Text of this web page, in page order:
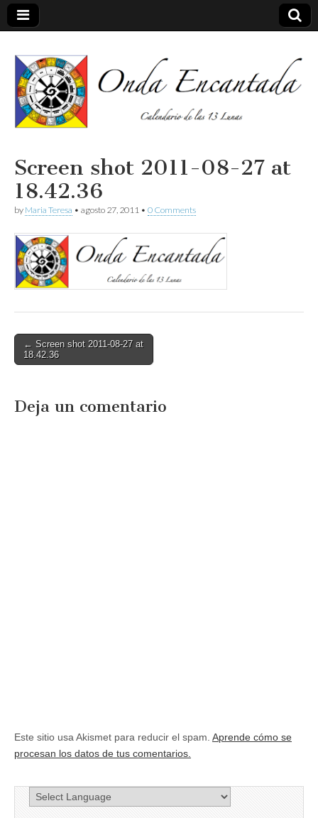
Onda
encantada
Screen shot 2011-08-27 at
18.42.36
by Maria Teresa • agosto 27, 2011 • 0 Comments
Post
navigation
← Screen shot 2011-08-27 at
18.42.36
Deja un comentario
Este sitio usa Akismet para reducir el spam. Aprende cómo se
procesan los datos de tus comentarios.